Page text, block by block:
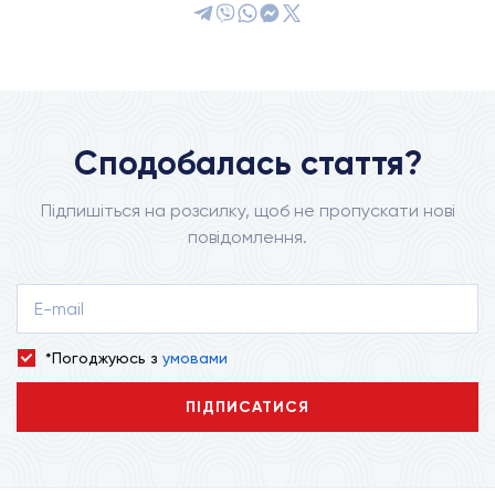
Сподобалась стаття?
Підпишіться на розсилку, щоб не пропускати нові
повідомлення.
*Погоджуюсь з умовами
ПІДПИСАТИСЯ